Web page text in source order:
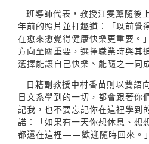
班導師代表，教授江雯薰隨後
年前的照片並打趣道：「以前覺
在愈來愈覺得健康快樂更重要。
方向至關重要，選擇職業時與其
選擇能讓自己快樂、能隨之一同
日籍副教授中村香苗則以雙語
日文系學到的一切，都會跟著你
記我，也不要忘記你在這裡學到
諾：「如果有一天你想休息、想
都還在這裡——歡迎隨時回來。」